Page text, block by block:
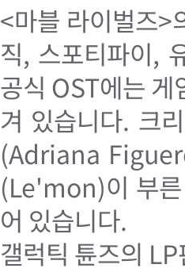
<마블 라이벌즈>
직, 스포티파이,
공식 OST에는 게
겨 있습니다. 크
(Adriana
(Le'mon)이 부
어 있습니다.
갤럭틱 튠즈의